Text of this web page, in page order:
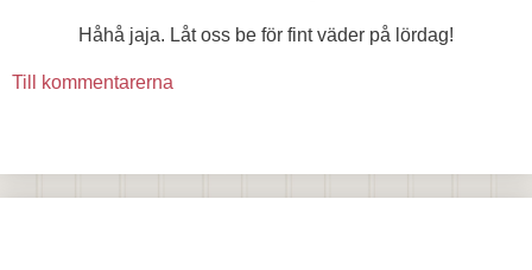
Håhå jaja. Låt oss be för fint väder på lördag!
Till kommentarerna